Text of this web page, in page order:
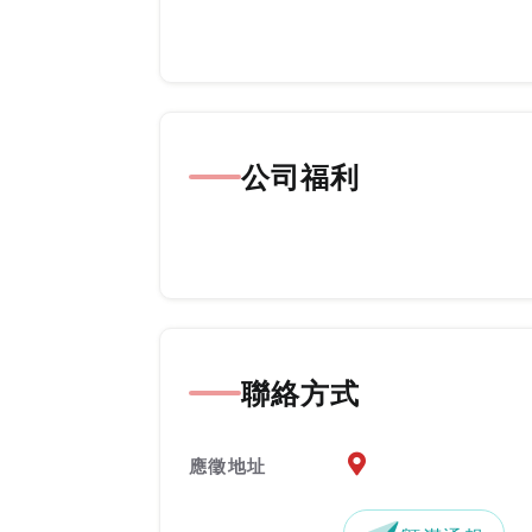
公司福利
聯絡方式
應徵地址 應徵地址地圖『另開新